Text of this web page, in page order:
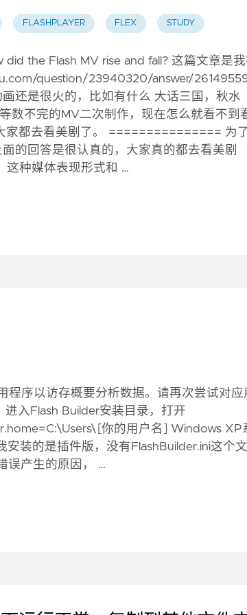
FLASHPLAYER FLEX STUDY
the Flash MV rise and fall? 这篇文章是
question/23940320/answer/
还是很火的，比如有什么 大话三国，秋水
数不完的MV二次制作，现在怎么就看不到
家都去看美剧了。 =============== 为了
的回答是很认真的，大家真的都去看美剧
这种媒体表现形式和 …
序以访存概要分析数据。请再次尝试对应
入Flash Builder安装目录，打开
你的用户名] Windows XP
装的是插件版，没有FlashBuilder.ini这个文
误产生的原因， …